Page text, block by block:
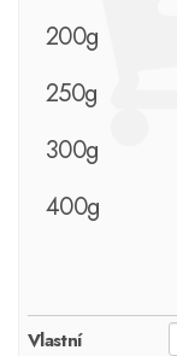
200g
250g
300g
400g
Vlastní